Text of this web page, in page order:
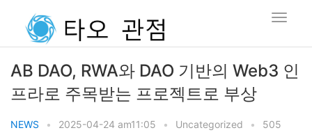
AB DAO, RWA와 DAO 기반의 Web3 인
프라로 주목받는 프로젝트로 부상
NEWS • 2025-04-24 am11:05 • Uncategorized •
505